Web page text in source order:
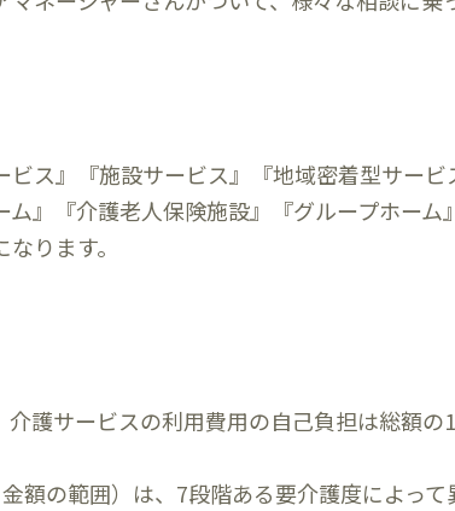
ス』『施設サービス』『地域密着型サービ
』『介護老人保険施設』『グループホーム
ります。
護サービスの利用費用の自己負担は総額
額の範囲）は、7段階ある要介護度によって